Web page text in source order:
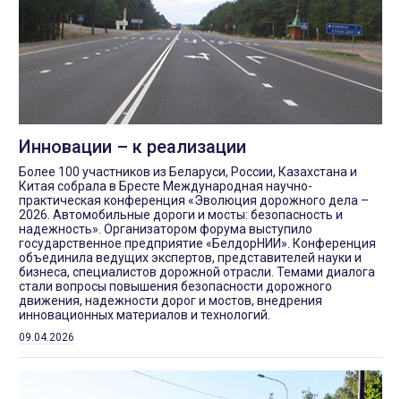
Инновации – к реализации
Более 100 участников из Беларуси, России, Казахстана и
Китая собрала в Бресте Международная научно-
практическая конференция «Эволюция дорожного дела –
2026. Автомобильные дороги и мосты: безопасность и
надежность». Организатором форума выступило
государственное предприятие «БелдорНИИ». Конференция
объединила ведущих экспертов, представителей науки и
бизнеса, специалистов дорожной отрасли. Темами диалога
стали вопросы повышения безопасности дорожного
движения, надежности дорог и мостов, внедрения
инновационных материалов и технологий.
09.04.2026